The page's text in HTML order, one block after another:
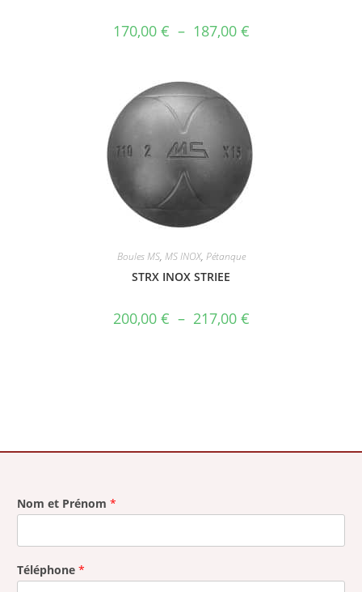
170,00 € – 187,00 €
Boules MS, MS INOX, Pétanque
STRX INOX STRIEE
200,00 € – 217,00 €
Nom et Prénom *
Téléphone *